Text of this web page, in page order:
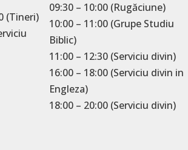
(Tineri)
09:30 – 10:00 (Rugăciune)
10:00 – 11:00 (Grupe Studiu
Biblic)
11:00 – 12:30 (Serviciu divin)
16:00 – 18:00 (Serviciu divin in
Engleza)
18:00 – 20:00 (Serviciu divin)